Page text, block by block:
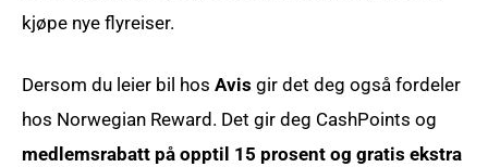
kjøpe nye flyreiser.
Dersom du leier bil hosAvisgir det deg også fordeler
hos Norwegian Reward. Det gir deg CashPoints og
medlemsrabatt på opptil 15 prosent og gratis ekstra